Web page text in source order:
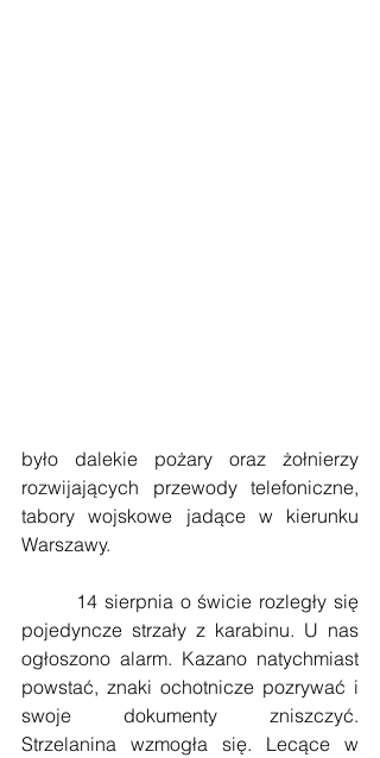
było dalekie pożary oraz żołnierzy
rozwijających przewody telefoniczne,
tabory wojskowe jadące w kierunku
Warszawy.
pojedyncze strzały z karabinu. U nas
ogłoszono alarm. Kazano natychmiast
powstać, znaki ochotnicze pozrywać i
swoje dokumenty zniszczyć.
Strzelanina wzmogła się. Lecące w